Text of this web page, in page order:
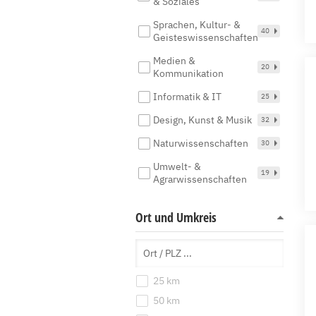
Sprachen, Kultur- &
Geisteswissenschaften
40
Medien &
Kommunikation
20
Informatik & IT 25
Design, Kunst & Musik 32
Naturwissenschaften 30
Umwelt- &
Agrarwissenschaften
19
Ort und Umkreis
25 km
50 km